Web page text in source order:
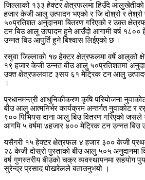
जिल्लाको १३३ हेक्टर क्षेत्रफलमा हिउँदे आलुखेतीको
हजार केजी आलु उत्पादन भएको र जि दोश्रो र
५०प्रतिशत अनुदानमा बितरण गरिएको र उक्त
टन बिउ आलु उत्पादन हुने आउँदो आगामी बर्ष १८००
उन्नत बिउ आपुर्ति हुने बिश्वास लिईएको छ ।
रसुवा जिल्लाको १७ हेक्टर क्षेत्रफलमा वर्षे आलुको
१९ हजार केजी उन्नत बीउ आलु ५०प्रतिशतमा
उक्त क्षेत्रफलवाट ३सय ६१ मेट्रिक टन आलु
।
प्रधानमन्त्री आधुनिकीकरण कृषि परियोजना
बीउ आलु आत्मनिर्भर कार्यक्रम अन्तर्गत नुवाकोट र
९०० पिभियस दाना आलु बिउ वितरण गरिएको जसले
आगमि ५ वर्षमा ७हजार ४०० मेट्रिक टन उन्नत बिउ
यसैगरी १५ हेक्टर क्षेत्रफल ४ हजार ३०० केजी
२८ केजी दोस्रो पुस्ताको बीउ आलु ५०५ अनुदानमा
वर्ष गुणस्तरीय बीउको चक्र व्यवस्थापनमा सहयोग
सुरेन्द्र प्रसाद पोखरेलले बताउनुभयो ।